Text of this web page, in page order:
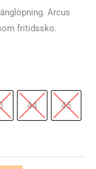
Arcus
fritidssko.
44 45